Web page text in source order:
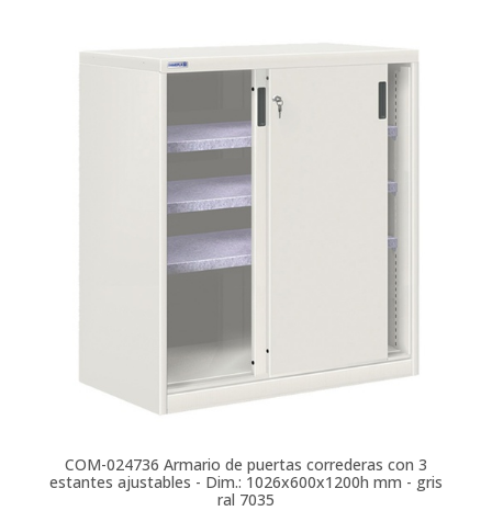
COM-024736 Armario de puertas correderas con 3
estantes ajustables - Dim.: 1026x600x1200h mm - gris
ral 7035